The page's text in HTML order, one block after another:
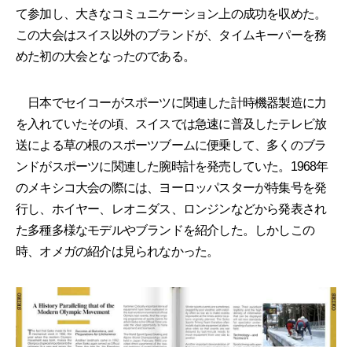
て参加し、大きなコミュニケーション上の成功を収めた。
この大会はスイス以外のブランドが、タイムキーパーを務
めた初の大会となったのである。
日本でセイコーがスポーツに関連した計時機器製造に力
を入れていたその頃、スイスでは急速に普及したテレビ放
送による草の根のスポーツブームに便乗して、多くのブラ
ンドがスポーツに関連した腕時計を発売していた。1968年
のメキシコ大会の際には、ヨーロッパスターが特集号を発
行し、ホイヤー、レオニダス、ロンジンなどから発表され
た多種多様なモデルやブランドを紹介した。しかしこの
時、オメガの紹介は見られなかった。